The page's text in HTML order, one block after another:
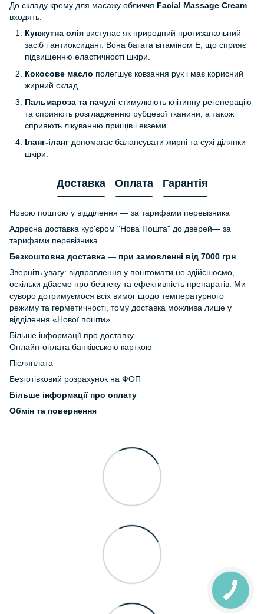
До складу крему для масажу обличчя Facial Massage Cream
входять:
Кунжутна олія виступає як природний протизапальний
засіб і антиоксидант. Вона багата вітаміном Е, що сприяє
підвищенню еластичності шкіри.
Кокосове масло полегшує ковзання рук і має корисний
жирний склад.
Пальмароза та пачулі стимулюють клітинну регенерацію
та сприяють розгладженню рубцевої тканини, а також
сприяють лікуванню прищів і екземи.
Іланг-іланг допомагає балансувати жирні та сухі ділянки
шкіри.
Доставка Оплата Гарантія
Новою поштою у відділення — за тарифами перевізника
Адресна доставка кур'єром "Нова Пошта" до дверей— за
тарифами перевізника
Безкоштовна доставка — при замовленні від 7000 грн
Зверніть увагу: відправлення у поштомати не здійснюємо,
оскільки дбаємо про безпеку та ефективність препаратів. Ми
суворо дотримуємося всіх вимог щодо температурного
режиму та герметичності, тому доставка можлива лише у
відділення «Нової пошти».
Більше інформації про доставку
Онлайн-оплата банківською карткою
Післяплата
Безготівковий розрахунок на ФОП
Більше інформації про оплату
Обмін та повернення